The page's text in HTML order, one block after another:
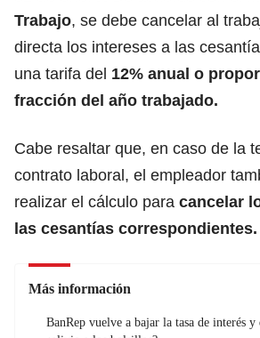
Trabajo, se debe cancelar al
directa los intereses a las
una tarifa del 12% anual o
fracción del año trabajado.
Cabe resaltar que, en caso de la
contrato laboral, el empleador
realizar el cálculo para cancelar
las cesantías correspondientes.
Más información
BanRep vuelve a bajar la tasa de interés y